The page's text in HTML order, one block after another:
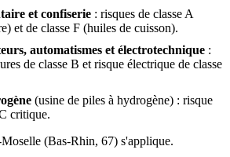
et confiserie : risques de classe A
et de classe F (huiles de cuisson).
automatismes et électrotechnique :
de classe B et risque électrique de classe
(usine de piles à hydrogène) : risque
critique.
(Bas-Rhin, 67) s'applique.